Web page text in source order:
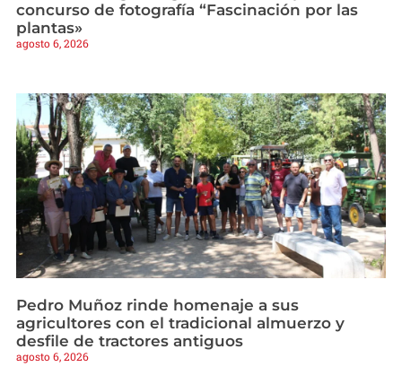
concurso de fotografía “Fascinación por las
plantas»
agosto 6, 2026
Pedro Muñoz rinde homenaje a sus
agricultores con el tradicional almuerzo y
desfile de tractores antiguos
agosto 6, 2026